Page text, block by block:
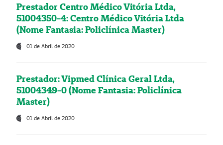
Prestador Centro Médico Vitória Ltda,
51004350-4: Centro Médico Vitória Ltda
(Nome Fantasia: Policlínica Master)
01 de Abril de 2020
Prestador: Vipmed Clínica Geral Ltda,
51004349-0 (Nome Fantasia: Policlínica
Master)
01 de Abril de 2020